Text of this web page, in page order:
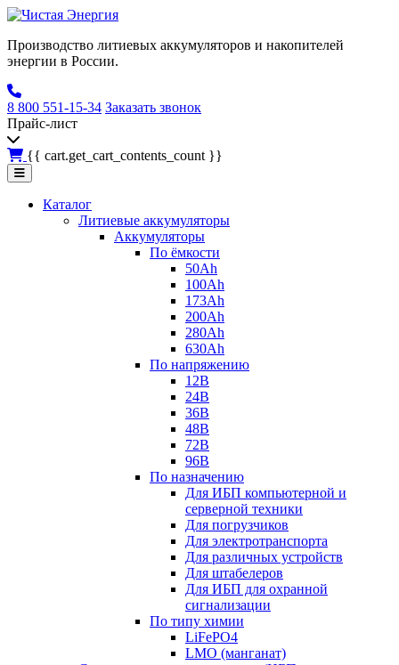
Производство литиевых аккумуляторов и накопителей
энергии в России.
8 800 551-15-34 Заказать звонок
Прайс-лист
{{ cart.get_cart_contents_count }}
Каталог
Литиевые аккумуляторы
Аккумуляторы
По ёмкости
50Ah
100Ah
173Ah
200Ah
280Ah
630Ah
По напряжению
12В
24В
36В
48В
72В
96В
По назначению
Для ИБП компьютерной и
серверной техники
Для погрузчиков
Для электротранспорта
Для различных устройств
Для штабелеров
Для ИБП для охранной
сигнализации
По типу химии
LiFePO4
LMO (манганат)